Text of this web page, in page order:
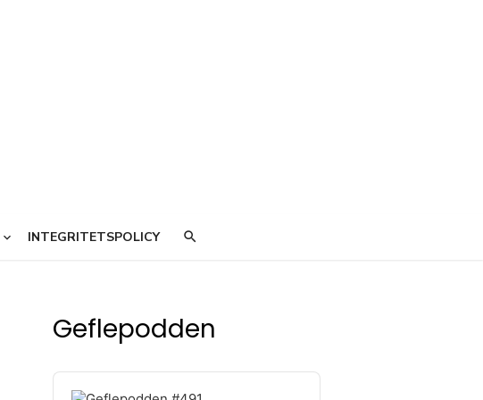
INTEGRITETSPOLICY
Geflepodden
Audio
Player